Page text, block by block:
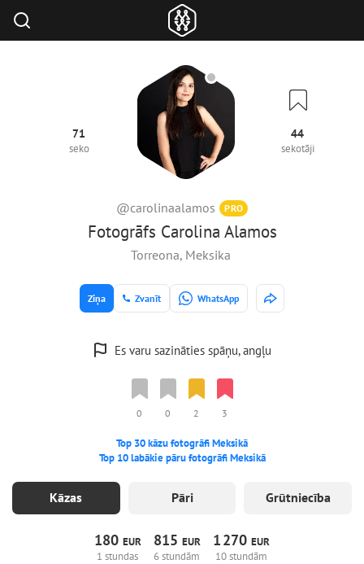
Fotogrāfs Carolina Alamos
@carolinaalamos PRO
71
seko
44
sekotāji
Torreona, Meksika
Ziņa Zvanīt WhatsApp
Es varu sazināties spāņu, angļu
0 0 2 3
Top 30 kāzu fotogrāfi Meksikā
Top 10 labākie pāru fotogrāfi Meksikā
Kāzas Pāri Grūtniecība
180 EUR
1 stundas
815 EUR
6 stundām
1270EUR
10 stundām